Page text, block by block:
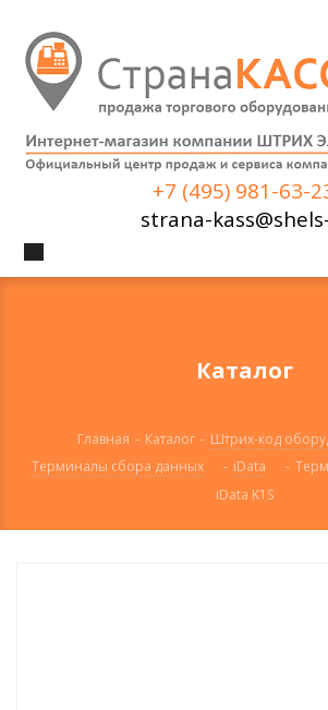
+7 (495) 981-63-
strana-
Каталог
Главная - Каталог - Штрих-код
Терминалы сбора данных
- iData -
iData K1S